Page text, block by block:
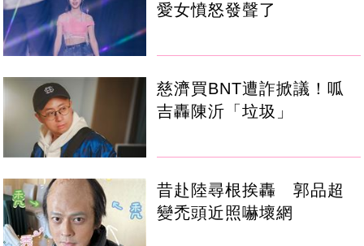
愛女憤怒發聲了
慈濟買BNT遭詐掀議！呱
吉轟陳沂「垃圾」
昔赴陸尋根挨轟 郭品超
變禿頭近照嚇壞網